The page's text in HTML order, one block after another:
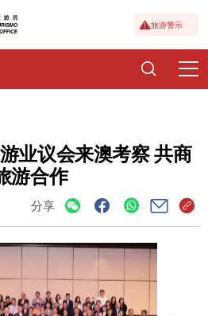
旅游警示
业议会来澳考察 共商
游合作
分享